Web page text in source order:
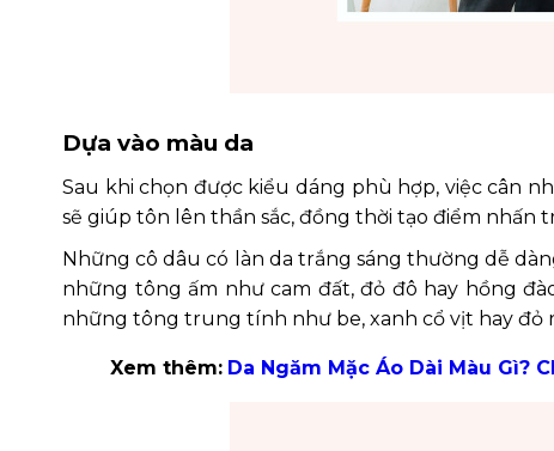
Dựa vào màu da
Sau khi chọn được kiểu dáng phù hợp, việc cân
sẽ giúp tôn lên thần sắc, đồng thời tạo điểm nhấn
Những cô dâu có làn da trắng sáng thường dễ
những tông ấm như cam đất, đỏ đô hay hồng
những tông trung tính như be, xanh cổ vịt hay đỏ
Xem thêm: Da Ngăm Mặc Áo Dài Màu Gì?